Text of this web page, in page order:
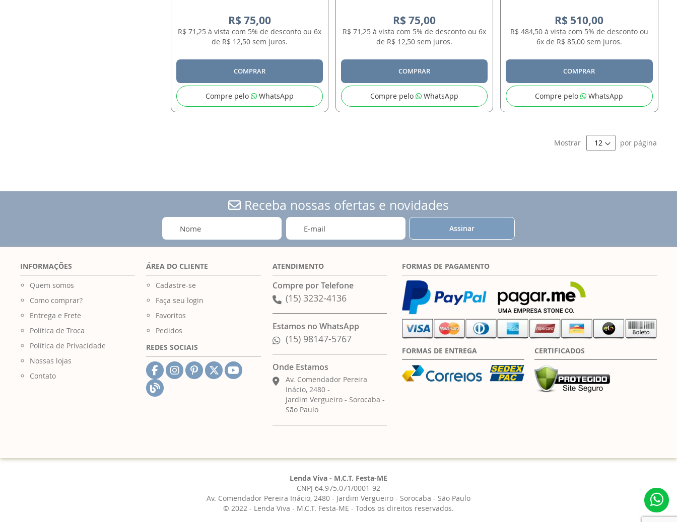
R$ 75,00
R$ 71,25 à vista com 5% de desconto ou 6x
de R$ 12,50 sem juros.
COMPRAR
Compre pelo WhatsApp
R$ 75,00
R$ 71,25 à vista com 5% de desconto ou 6x
de R$ 12,50 sem juros.
COMPRAR
Compre pelo WhatsApp
R$ 510,00
R$ 484,50 à vista com 5% de desconto ou
6x de R$ 85,00 sem juros.
COMPRAR
Compre pelo WhatsApp
Mostrar por página
Receba nossas ofertas e novidades
Assinar
INFORMAÇÕES
Quem somos
Como comprar?
Entrega e Frete
Política de Troca
Política de Privacidade
Nossas lojas
Contato
ÁREA DO CLIENTE
Cadastre-se
Faça seu login
Favoritos
Pedidos
REDES SOCIAIS
ATENDIMENTO
Compre por Telefone
(15) 3232-4136
Estamos no WhatsApp
(15) 98147-5767
Onde Estamos
Av. Comendador Pereira
Inácio, 2480 -
Jardim Vergueiro - Sorocaba -
São Paulo
FORMAS DE PAGAMENTO
FORMAS DE ENTREGA CERTIFICADOS
Lenda Viva - M.C.T. Festa-ME
CNPJ 64.975.071/0001-92
Av. Comendador Pereira Inácio, 2480 - Jardim Vergueiro - Sorocaba - São Paulo
© 2022 - Lenda Viva - M.C.T. Festa-ME - Todos os direitos reservados.